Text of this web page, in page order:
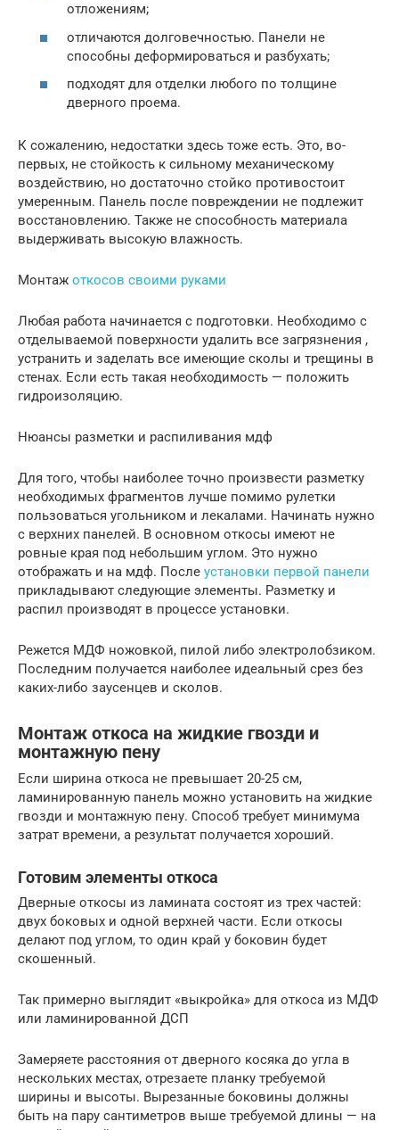
отложениям;
отличаются долговечностью. Панели не
способны деформироваться и разбухать;
подходят для отделки любого по толщине
дверного проема.
К сожалению, недостатки здесь тоже есть. Это, во-
первых, не стойкость к сильному механическому
воздействию, но достаточно стойко противостоит
умеренным. Панель после повреждении не подлежит
восстановлению. Также не способность материала
выдерживать высокую влажность.
Монтаж откосов своими руками
Любая работа начинается с подготовки. Необходимо с
отделываемой поверхности удалить все загрязнения ,
устранить и заделать все имеющие сколы и трещины в
стенах. Если есть такая необходимость — положить
гидроизоляцию.
Нюансы разметки и распиливания мдф
Для того, чтобы наиболее точно произвести разметку
необходимых фрагментов лучше помимо рулетки
пользоваться угольником и лекалами. Начинать нужно
с верхних панелей. В основном откосы имеют не
ровные края под небольшим углом. Это нужно
отображать и на мдф. После установки первой панели
прикладывают следующие элементы. Разметку и
распил производят в процессе установки.
Режется МДФ ножовкой, пилой либо электролобзиком.
Последним получается наиболее идеальный срез без
каких-либо заусенцев и сколов.
Монтаж откоса на жидкие гвозди и
монтажную пену
Если ширина откоса не превышает 20-25 см,
ламинированную панель можно установить на жидкие
гвозди и монтажную пену. Способ требует минимума
затрат времени, а результат получается хороший.
Готовим элементы откоса
Дверные откосы из ламината состоят из трех частей:
двух боковых и одной верхней части. Если откосы
делают под углом, то один край у боковин будет
скошенный.
Так примерно выглядит «выкройка» для откоса из МДФ
или ламинированной ДСП
Замеряете расстояния от дверного косяка до угла в
нескольких местах, отрезаете планку требуемой
ширины и высоты. Вырезанные боковины должны
быть на пару сантиметров выше требуемой длины — на